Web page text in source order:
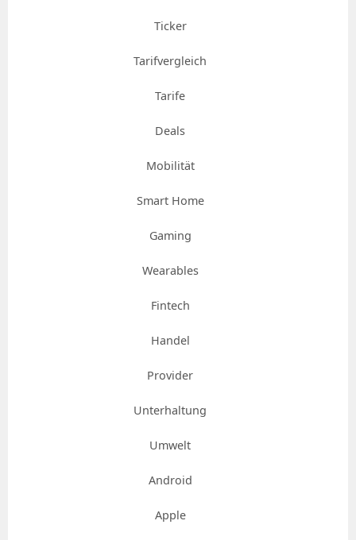
Ticker
Tarifvergleich
Tarife
Deals
Mobilität
Smart Home
Gaming
Wearables
Fintech
Handel
Provider
Unterhaltung
Umwelt
Android
Apple